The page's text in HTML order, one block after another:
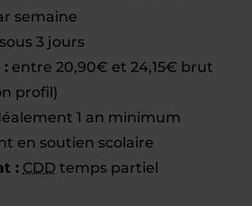
semaine
sous 3 jours
: entre 20,90€ et 24,15€ brut
profil)
1 an minimum
en soutien scolaire
: CDD temps partiel